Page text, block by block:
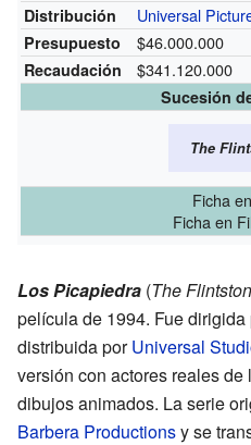
Distribución Universal
Presupuesto $46.000.000
Recaudación $341.120.000
Sucesión
The
Ficha en
Ficha en
Los Picapiedra (The
película de 1994. Fue
distribuida porUniversal
versión con actores reales de
dibujos animados. La serie
Barbera Productionsy se